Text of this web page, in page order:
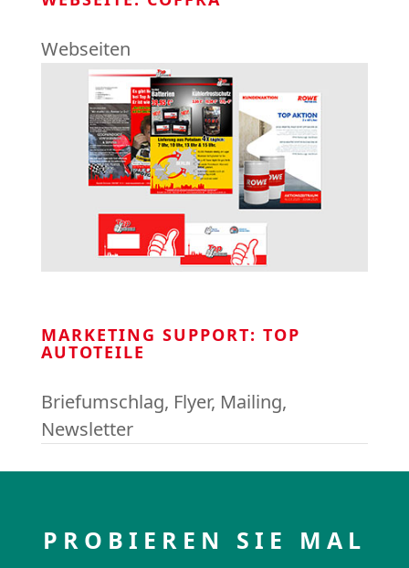
Webseiten
MARKETING SUPPORT: TOP
AUTOTEILE
Briefumschlag, Flyer, Mailing,
Newsletter
PROBIEREN SIE MAL